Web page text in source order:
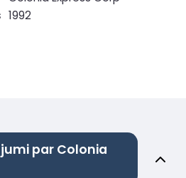
1992
par Colonia